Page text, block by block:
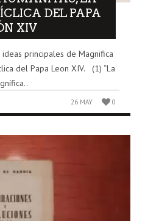
DEL PAPA
XIV
principales de Magnifica
del Papa Leon XIV. (1) “La
26 MAY 0